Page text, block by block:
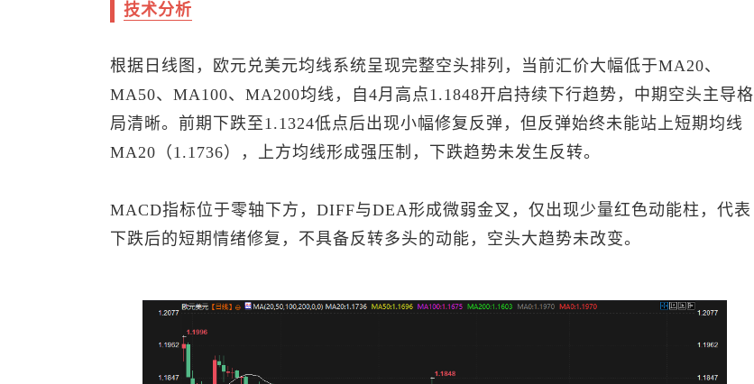
技术分析
根据日线图， 欧元兑美元均线系统呈现完整空头排列，当前汇价大幅低于MA20、
MA50、MA100、MA200均线，自4月高点1.1848开启持续下行趋势，中期空头主导格
局清晰。前期下跌至1.1324低点后出现小幅修复反弹，但反弹始终未能站上短期均线
MA20（1.1736），上方均线形成强压制，下跌趋势未发生反转。
MACD指标位于零轴下方，DIFF与DEA形成微弱金叉，仅出现少量红色动能柱，代表
下跌后的短期情绪修复，不具备反转多头的动能，空头大趋势未改变。